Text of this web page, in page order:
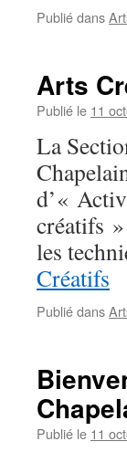
Publié dans
Arts
Publié le 11
La
d’«
créatifs
les
Créatifs
Publié dans
Publié le 11